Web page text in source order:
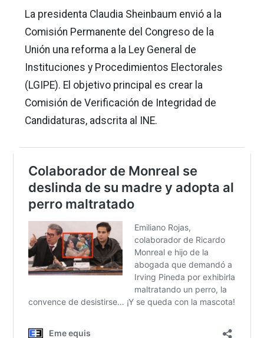
La presidenta Claudia Sheinbaum envió a la
Comisión Permanente del Congreso de la
Unión una reforma a la Ley General de
Instituciones y Procedimientos Electorales
(LGIPE). El objetivo principal es crear la
Comisión de Verificación de Integridad de
Candidaturas, adscrita al INE.